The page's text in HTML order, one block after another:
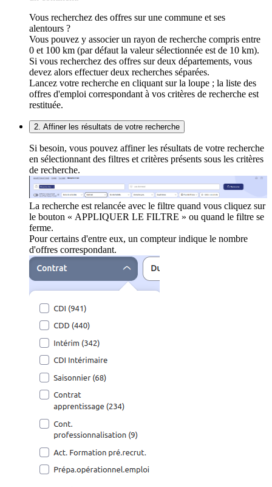
Vous recherchez des offres sur une commune et ses
alentours ?
Vous pouvez y associer un rayon de recherche compris entre
0 et 100 km (par défaut la valeur sélectionnée est de 10 km).
Si vous recherchez des offres sur deux départements, vous
devez alors effectuer deux recherches séparées.
Lancez votre recherche en cliquant sur la loupe ; la liste des
offres d'emploi correspondant à vos critères de recherche est
restituée.
2. Affiner les résultats de votre recherche
Si besoin, vous pouvez affiner les résultats de votre recherche
en sélectionnant des filtres et critères présents sous les critères
de recherche.
La recherche est relancée avec le filtre quand vous cliquez sur
le bouton « APPLIQUER LE FILTRE » ou quand le filtre se
ferme.
Pour certains d'entre eux, un compteur indique le nombre
d'offres correspondant.